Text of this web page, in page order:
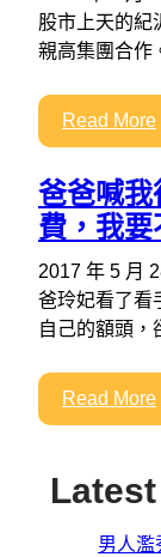
股市上天的紀
親高集團合作
Read More
爸爸喊我
費，我要
2017 年 5 月
爸玲妃看了看
自己的額頭
Read More
男人濫